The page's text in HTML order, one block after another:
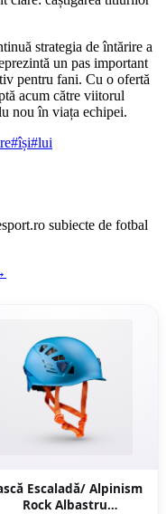
strategia de întărire a
un pas important
pentru fani. Cu o ofertă
acum către viitorul
nou în viața echipei.
#își#lui
subiecte de fotbal
Escaladă/ Alpinism
Rock Albastru